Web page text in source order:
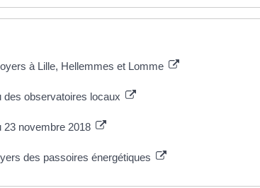
à Lille, Hellemmes et Lomme
observatoires locaux
23 novembre 2018
des passoires énergétiques